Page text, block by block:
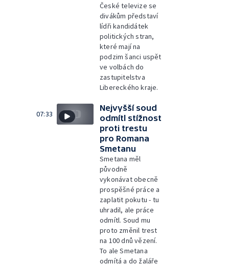
České televize se
divákům představí
lídři kandidátek
politických stran,
které mají na
podzim šanci uspět
ve volbách do
zastupitelstva
Libereckého kraje.
07:33
Nejvyšší soud
odmítl stížnost
proti trestu
pro Romana
Smetanu
Smetana měl
původně
vykonávat obecně
prospěšné práce a
zaplatit pokutu - tu
uhradil, ale práce
odmítl. Soud mu
proto změnil trest
na 100 dnů vězení.
To ale Smetana
odmítá a do žaláře